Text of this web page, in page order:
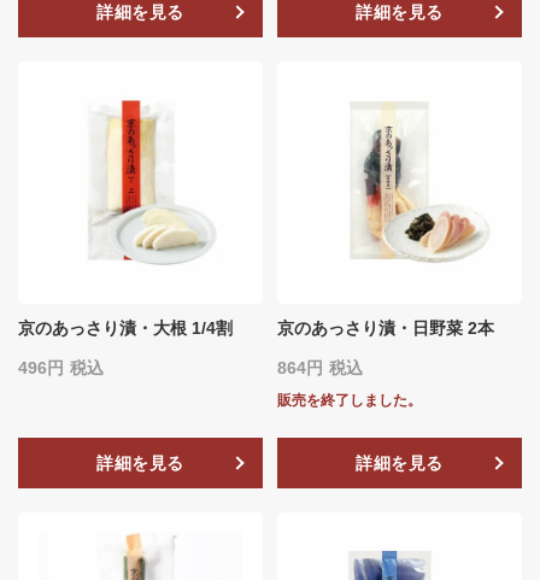
詳細を見る 詳細を見る
京のあっさり漬・大根 1/4割
496 税込
詳細を見る
京のあっさり漬・日野菜 2本
864 税込
販売を終了しました。
詳細を見る